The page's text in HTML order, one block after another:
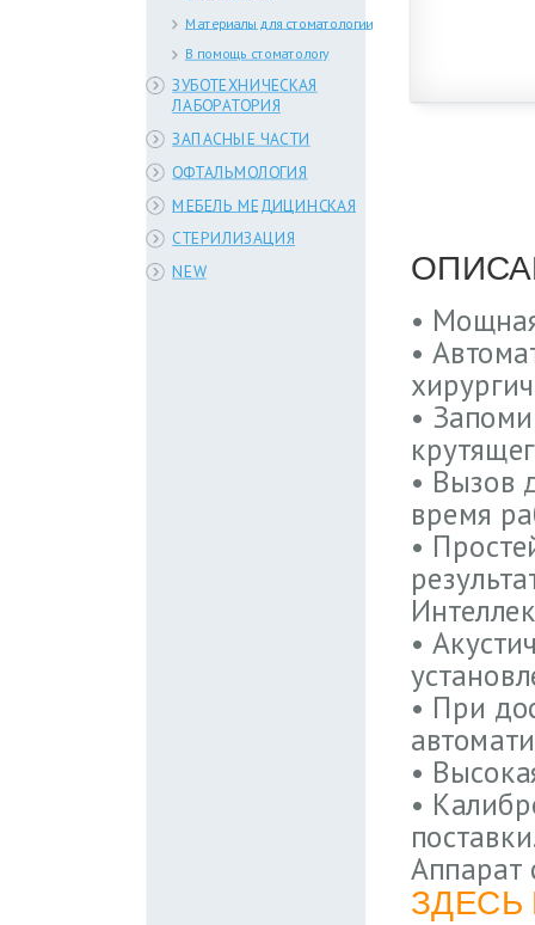
Материалы для стоматологии
В помощь стоматологу
ЗУБОТЕХНИЧЕСКАЯ
ЛАБОРАТОРИЯ
ЗАПАСНЫЕ ЧАСТИ
ОФТАЛЬМОЛОГИЯ
МЕБЕЛЬ МЕДИЦИНСКАЯ
СТЕРИЛИЗАЦИЯ
NEW
•
•
•
• Вызов
время
•
•
• При
•
•
Аппарат